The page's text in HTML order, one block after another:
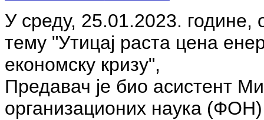
У среду, 25.01.2023. године,
тему "Утицај раста цена
економску кризу",
Предавач је био асистент
организационих наука